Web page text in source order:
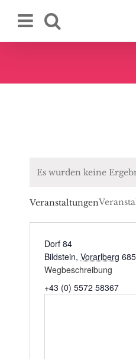
Inhalt
Es wurden keine
Veranstaltungen
Dorf 84
Bildstein, Vorarlberg
Wegbeschreibung
+43 (0) 5572 58367